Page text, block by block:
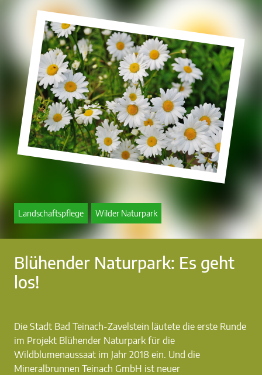
Blühender Naturpark: Es geht
los!
Die Stadt Bad Teinach-Zavelstein läutete die erste Runde
im Projekt Blühender Naturpark für die
Wildblumenaussaat im Jahr 2018 ein. Und die
Mineralbrunnen Teinach GmbH ist neuer
Landschaftspflege Wilder Naturpark